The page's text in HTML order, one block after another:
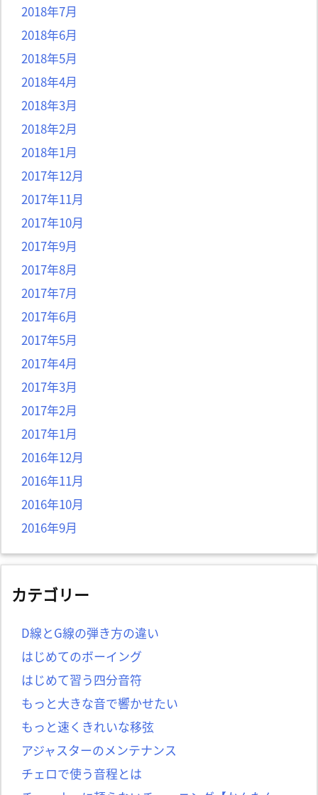
2018年7月
2018年6月
2018年5月
2018年4月
2018年3月
2018年2月
2018年1月
2017年12月
2017年11月
2017年10月
2017年9月
2017年8月
2017年7月
2017年6月
2017年5月
2017年4月
2017年3月
2017年2月
2017年1月
2016年12月
2016年11月
2016年10月
2016年9月
カテゴリー
D線とG線の弾き方の違い
はじめてのボーイング
はじめて習う四分音符
もっと大きな音で響かせたい
もっと速くきれいな移弦
アジャスターのメンテナンス
チェロで使う音程とは